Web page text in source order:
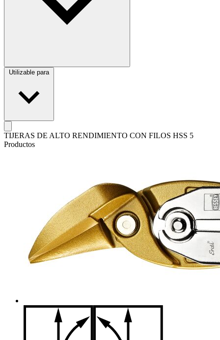
Utilizable para
TIJERAS DE ALTO RENDIMIENTO CON FILOS HSS 5
Productos